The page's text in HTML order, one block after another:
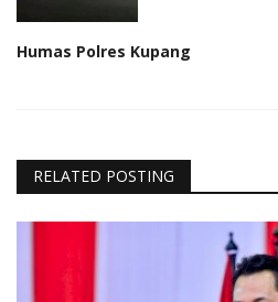
Humas Polres Kupang
RELATED POSTING